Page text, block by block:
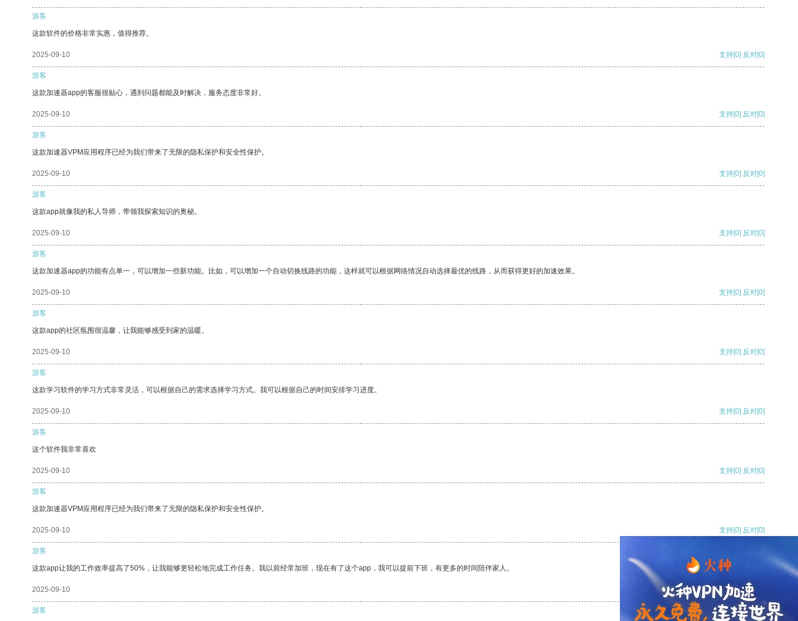
游客
这款软件的价格非常实惠，值得推荐。
2025-09-10 支持[0] 反对[0]
游客
这款加速器app的客服很贴心，遇到问题都能及时解决，服务态度非常好。
2025-09-10 支持[0] 反对[0]
游客
这款加速器VPM应用程序已经为我们带来了无限的隐私保护和安全性保护。
2025-09-10 支持[0] 反对[0]
游客
这款app就像我的私人导师，带领我探索知识的奥秘。
2025-09-10 支持[0] 反对[0]
游客
这款加速器app的功能有点单一，可以增加一些新功能。比如，可以增加一个自动切换线路的功能，这样就可以根据网络情况自动选择最优的线路，从而获得更好的加速效果。
2025-09-10 支持[0] 反对[0]
游客
这款app的社区氛围很温馨，让我能够感受到家的温暖。
2025-09-10 支持[0] 反对[0]
游客
这款学习软件的学习方式非常灵活，可以根据自己的需求选择学习方式。我可以根据自己的时间安排学习进度。
2025-09-10 支持[0] 反对[0]
游客
这个软件我非常喜欢
2025-09-10 支持[0] 反对[0]
游客
这款加速器VPM应用程序已经为我们带来了无限的隐私保护和安全性保护。
2025-09-10 支持[0] 反对[0]
游客
这款app让我的工作效率提高了50%，让我能够更轻松地完成工作任务。我以前经常加班，现在有了这个app，我可以提前下班，有更多的时间陪伴家人。
2025-09-10 支持[0] 反对
游客